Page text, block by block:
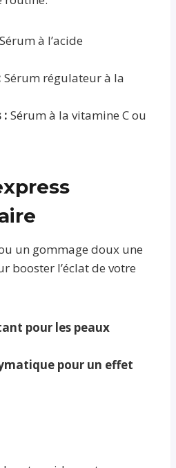
Sérum à l’acide
Sérum régulateur à la
: Sérum à la vitamine C ou
un gommage doux une
booster l’éclat de votre
pour les peaux
pour un effet